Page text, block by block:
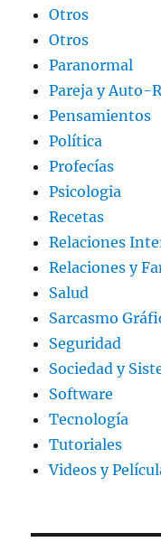
Otros
Otros
Paranormal
Pareja y Auto-
Pensamientos
Política
Profecías
Psicologia
Recetas
Relaciones
Relaciones y
Salud
Sarcasmo
Seguridad
Sociedad y
Software
Tecnología
Tutoriales
Videos y